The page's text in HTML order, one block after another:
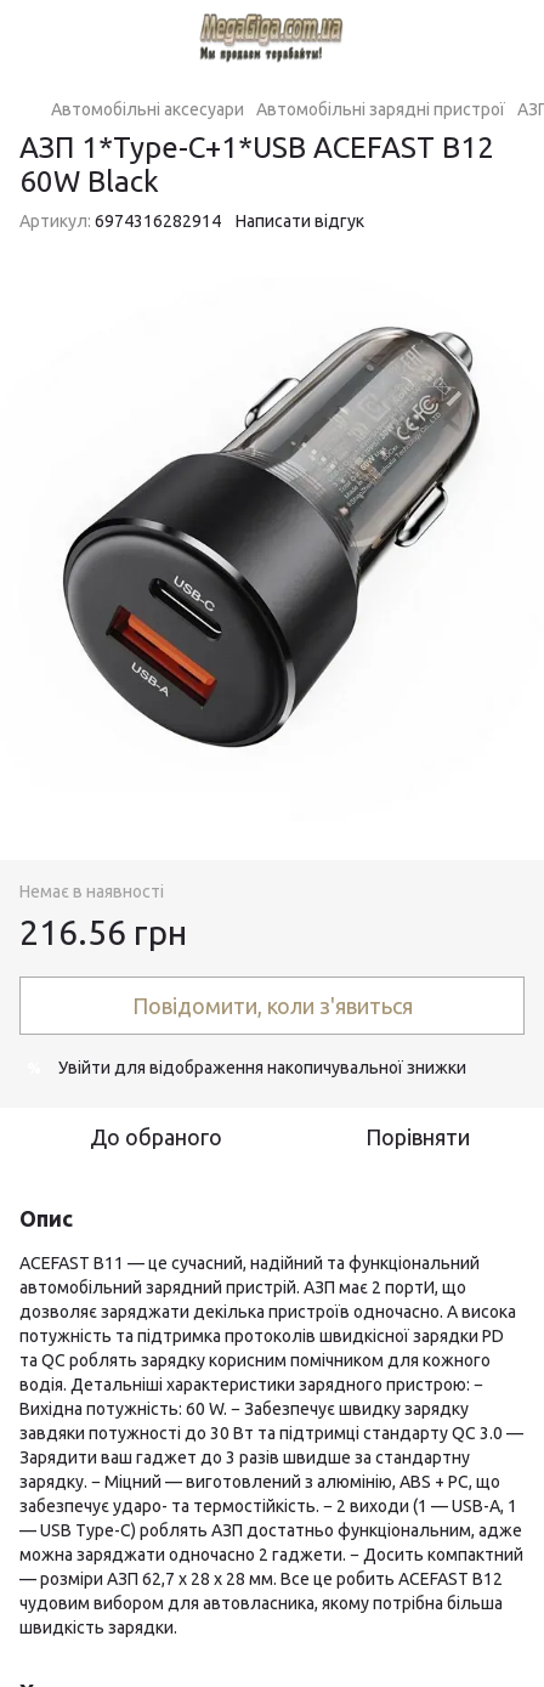
Автомобільні аксесуари Автомобільні зарядні пристрої
АЗП 1*Type-C+1*USB ACEFAST B12
60W Black
Артикул: 6974316282914 Написати відгук
Немає в наявності
216.56 грн
Повідомити, коли з'явиться
Увійти для відображення накопичувальної знижки
До обраного Порівняти
Опис
ACEFAST B11 — це сучасний, надійний та функціональний
автомобільний зарядний пристрій. АЗП має 2 портИ, що
дозволяє заряджати декілька пристроїв одночасно. А висока
потужність та підтримка протоколів швидкісної зарядки PD
та QC роблять зарядку корисним помічником для кожного
водія. Детальніші характеристики зарядного пристрою: −
Вихідна потужність: 60 W. − Забезпечує швидку зарядку
завдяки потужності до 30 Вт та підтримці стандарту QC 3.0 —
Зарядити ваш гаджет до 3 разів швидше за стандартну
зарядку. − Міцний — виготовлений з алюмінію, ABS + PC, що
забезпечує ударо- та термостійкість. − 2 виходи (1 — USB-A, 1
— USB Type-C) роблять АЗП достатньо функціональним, адже
можна заряджати одночасно 2 гаджети. − Досить компактний
— розміри АЗП 62,7 х 28 х 28 мм. Все це робить ACEFAST B12
чудовим вибором для автовласника, якому потрібна більша
швидкість зарядки.